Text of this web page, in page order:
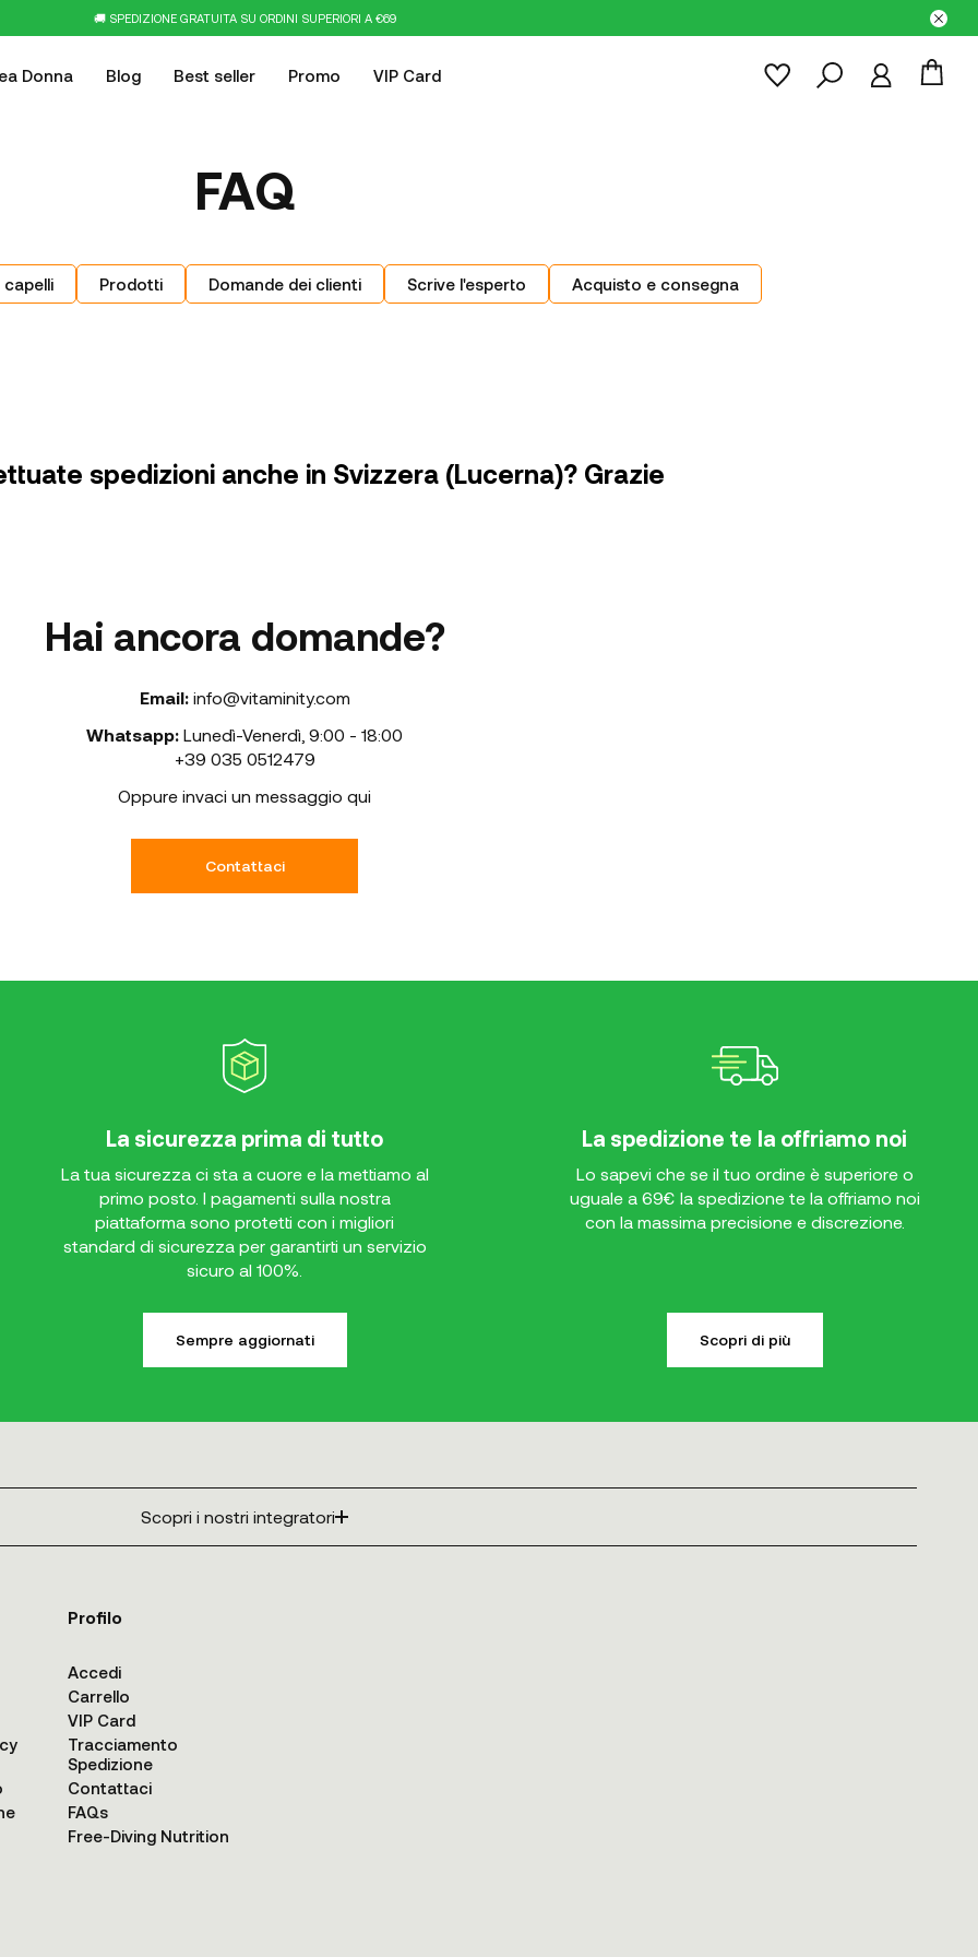
🚚 SPEDIZIONE GRATUITA SU ORDINI SUPERIORI A €69
Donna Blog Best seller Promo VIP Card
FAQ
capelli Prodotti Domande dei clienti Scrive l'esperto Acquisto e consegna
spedizioni anche in Svizzera (Lucerna)? Grazie
Hai ancora domande?
Email: info@vitaminity.com
Whatsapp: Lunedì-Venerdì 9:00 - 18:00
+39 035 0512479
Oppure invaci un messaggio qui
Contattaci
La sicurezza prima di tutto
La tua sicurezza ci sta a cuore e la mettiamo al
primo posto. I pagamenti sulla nostra
piattaforma sono protetti con i migliori
standard di sicurezza per garantirti un servizio
sicuro al 100%.
Sempre aggiornati
La spedizione te la offriamo noi
Lo sapevi che se il tuo ordine è superiore o
uguale a 69€ la spedizione te la offriamo noi
con la massima precisione e discrezione.
Scopri di più
Scopri i nostri integratori
Profilo
Accedi
Carrello
VIP Card
Tracciamento
Spedizione
Contattaci
FAQs
Free-Diving Nutrition